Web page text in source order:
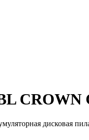
CROWN
дисковая